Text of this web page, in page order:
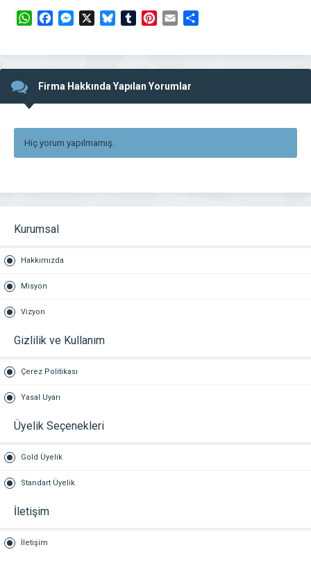
WhatsAppFacebookMessengerBlueskyTumblrPinterest
Email
Firma Hakkında Yapılan Yorumlar
Hiç yorum yapılmamış.
Kurumsal
Hakkımızda
Misyon
Vizyon
Gizlilik ve Kullanım
Çerez Politikası
Yasal Uyarı
Üyelik Seçenekleri
Gold Üyelik
Standart Üyelik
İletişim
İletişim